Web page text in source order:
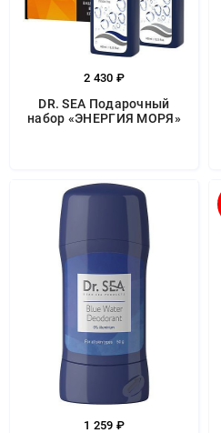
2 430 ₽
DR. SEA Подарочный
набор «ЭНЕРГИЯ МОРЯ»
1 259 ₽